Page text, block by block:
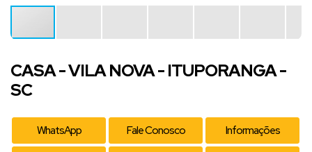
CASA - VILA NOVA - ITUPORANGA -
SC
WhatsApp Fale Conosco Informações